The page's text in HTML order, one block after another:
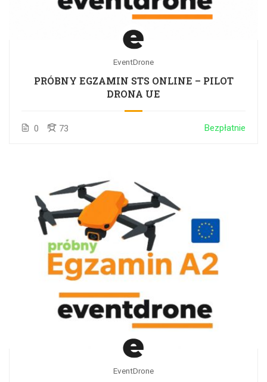
EventDrone
PRÓBNY EGZAMIN STS ONLINE – PILOT
DRONA UE
0 73 Bezpłatnie
EventDrone